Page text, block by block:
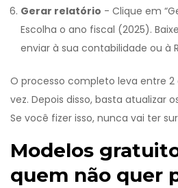
Gerar relatório - Clique em
Escolha o ano fiscal (2025).
enviar à sua contabilidade ou à
O processo completo leva entre 2
vez. Depois disso, basta atualizar
Se você fizer isso, nunca vai ter
Modelos
quem não quer